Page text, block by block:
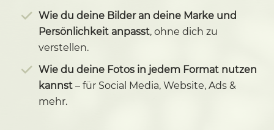
Wie du deine Bilder an deine Marke und
Persönlichkeit anpasst, ohne dich zu
verstellen.
Wie du deine Fotos in jedem Format nutzen
kannst – für Social Media, Website, Ads &
mehr.